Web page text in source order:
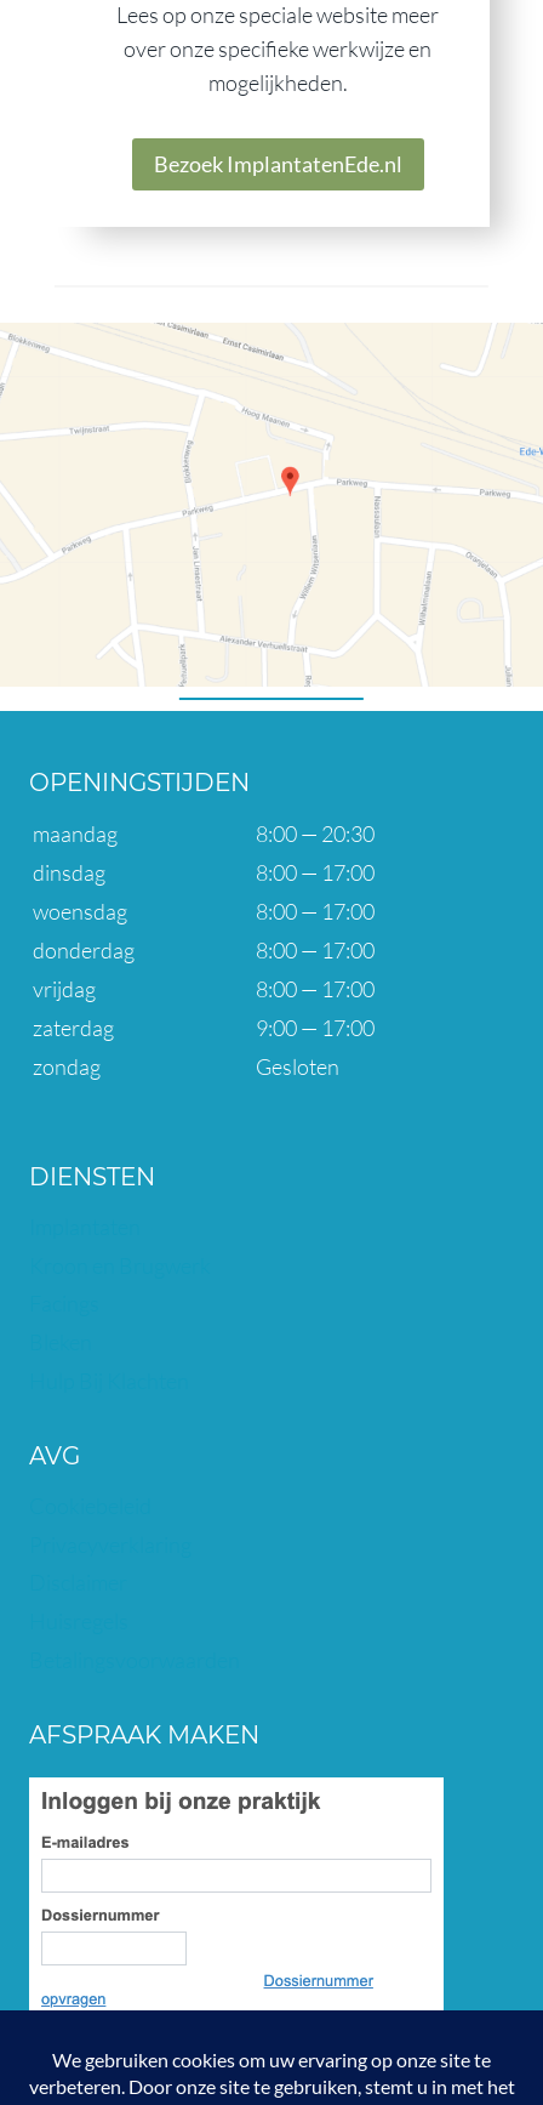
Lees op onze speciale website meer
over onze specifieke werkwijze en
mogelijkheden.
Bezoek ImplantatenEde.nl
OPENINGSTIJDEN
maandag
8:00 — 20:30
dinsdag
8:00 — 17:00
woensdag
8:00 — 17:00
donderdag
8:00 — 17:00
vrijdag
8:00 — 17:00
zaterdag
9:00 — 17:00
zondag
Gesloten
DIENSTEN
AVG
AFSPRAAK MAKEN